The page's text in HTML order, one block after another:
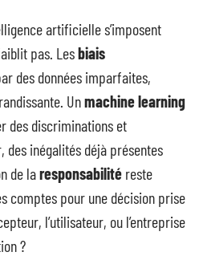
artificielle s’imposent
pas. Lesbiais
des données imparfaites,
Unmachine learning
des discriminations et
inégalités déjà présentes
de laresponsabilité reste
comptes pour une décision prise
l’utilisateur, ou l’entreprise
?